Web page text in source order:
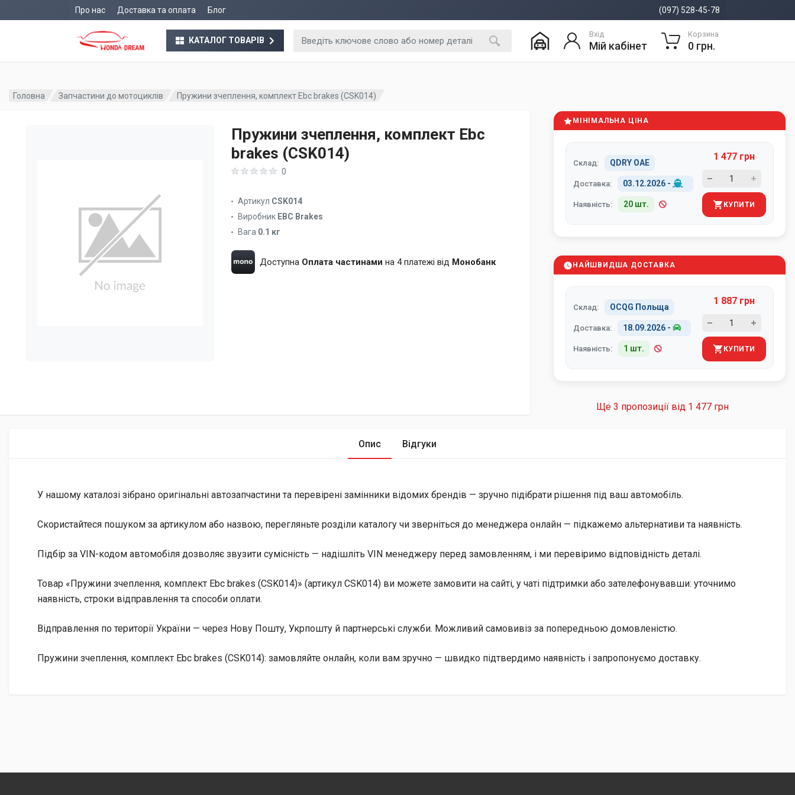
Про нас Доставка та оплата Блог (097) 528-45-78
КАТАЛОГ ТОВАРІВ
Вхід
Мій кабінет
Корзина
0 грн.
Головна Запчастини до мотоциклів Пружини зчеплення, комплект Ebc brakes (CSK014)
Пружини зчеплення, комплект Ebc
brakes (CSK014)
0
Артикул CSK014
Виробник EBC Brakes
Вага 0.1 кг
Доступна Оплата частинами на 4 платежі від Монобанк
МІНІМАЛЬНА ЦІНА
Склад: QDRY ОАЕ
Доставка: 03.12.2026 -
Наявність: 20 шт.
1 477 грн
КУПИТИ
НАЙШВИДША ДОСТАВКА
Склад: OCQG Польща
Доставка: 18.09.2026 -
Наявність: 1 шт.
1 887 грн
КУПИТИ
Ще 3 пропозиції від 1 477 грн
Опис Відгуки
У нашому каталозі зібрано оригінальні автозапчастини та перевірені замінники відомих брендів — зручно підібрати рішення під ваш автомобіль.
Скористайтеся пошуком за артикулом або назвою, перегляньте розділи каталогу чи зверніться до менеджера онлайн — підкажемо альтернативи та наявність.
Підбір за VIN-кодом автомобіля дозволяє звузити сумісність — надішліть VIN менеджеру перед замовленням, і ми перевіримо відповідність деталі.
Товар «Пружини зчеплення, комплект Ebc brakes (CSK014)» (артикул CSK014) ви можете замовити на сайті, у чаті підтримки або зателефонувавши: уточнимо
наявність, строки відправлення та способи оплати.
Відправлення по території України — через Нову Пошту, Укрпошту й партнерські служби. Можливий самовивіз за попередньою домовленістю.
Пружини зчеплення, комплект Ebc brakes (CSK014): замовляйте онлайн, коли вам зручно — швидко підтвердимо наявність і запропонуємо доставку.